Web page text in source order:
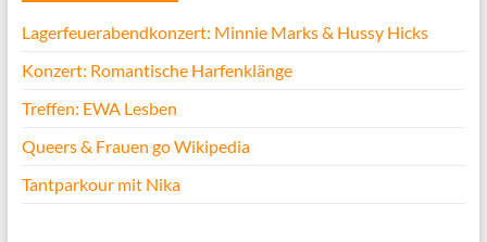
Lagerfeuerabendkonzert: Minnie Marks & Hussy Hicks
Konzert: Romantische Harfenklänge
Treffen: EWA Lesben
Queers & Frauen go Wikipedia
Tantparkour mit Nika